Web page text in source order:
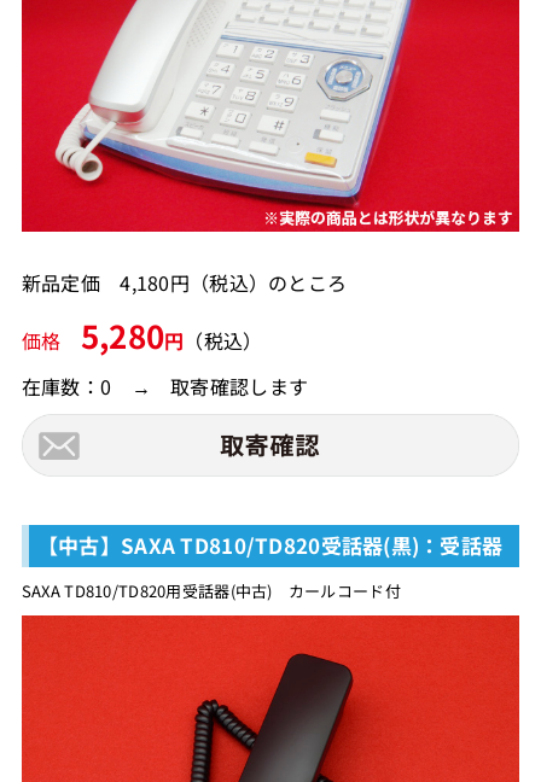
新品定価 4,180円（税込）のところ
価格 5,280円 （税込）
在庫数：0 → 取寄確認します
【中古】SAXA TD810/TD820受話器(黒)：受話器
SAXA TD810/TD820用受話器(中古) カールコード付